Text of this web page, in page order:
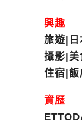
興趣
旅遊|日
攝影|
住宿|飯
資歷